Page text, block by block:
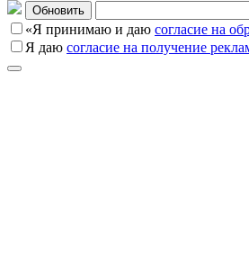
Обновить
«Я принимаю и даю согласие на
Я даю согласие на получение